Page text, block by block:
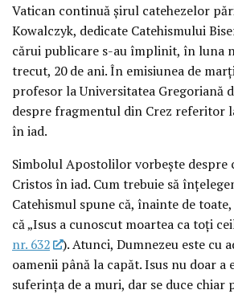
Vatican continuă şirul catehezelor
Kowalczyk, dedicate Catehismului
cărui publicare s-au împlinit, în luna
trecut, 20 de ani. În emisiunea de
profesor la Universitatea Gregoriană
despre fragmentul din Crez referitor
în iad.
Simbolul Apostolilor vorbeşte despre
Cristos în iad. Cum trebuie să
Catehismul spune că, înainte de
că „Isus a cunoscut moartea ca toţi
nr. 632
). Atunci, Dumnezeu este cu
oamenii până la capăt. Isus nu doar a
suferinţa de a muri, dar se duce